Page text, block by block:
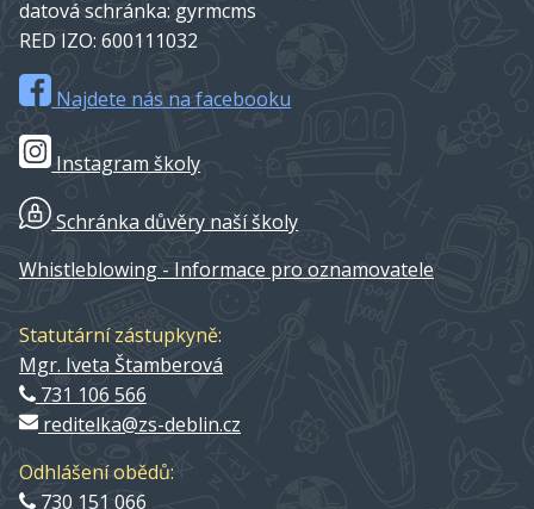
datová schránka: gyrmcms
RED IZO: 600111032
Najdete nás na facebooku
Instagram školy
Schránka důvěry naší školy
Whistleblowing - Informace pro oznamovatele
Statutární zástupkyně:
Mgr. Iveta Štamberová
731 106 566
reditelka@zs-deblin.cz
Odhlášení obědů:
730 151 066